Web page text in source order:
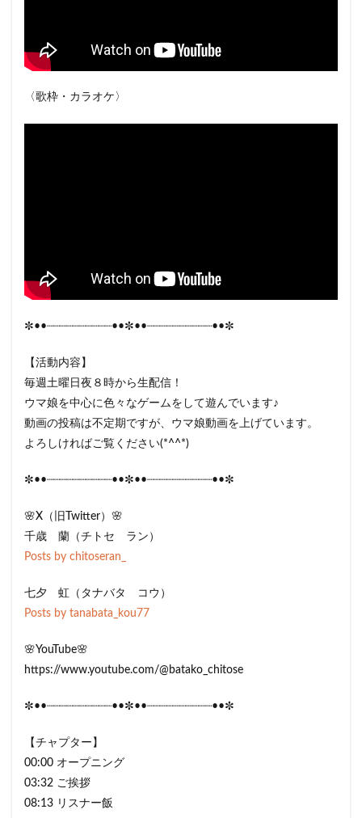
〈歌枠・カラオケ〉
✼••┈┈┈┈┈┈┈┈┈┈••✼••┈┈┈┈┈┈┈┈┈┈••✼
【活動内容】
毎週土曜日夜８時から生配信！
ウマ娘を中心に色々なゲームをして遊んでいます♪
動画の投稿は不定期ですが、ウマ娘動画を上げています。
よろしければご覧ください(*^^*)
✼••┈┈┈┈┈┈┈┈┈┈••✼••┈┈┈┈┈┈┈┈┈┈••✼
🌸X（旧Twitter）🌸
千歳 蘭（チトセ ラン）
Posts by chitoseran_
七夕 虹（タナバタ コウ）
Posts by tanabata_kou77
🌸YouTube🌸
https://www.youtube.com/@batako_chitose
✼••┈┈┈┈┈┈┈┈┈┈••✼••┈┈┈┈┈┈┈┈┈┈••✼
【チャプター】
00:00 オープニング
03:32 ご挨拶
08:13 リスナー飯